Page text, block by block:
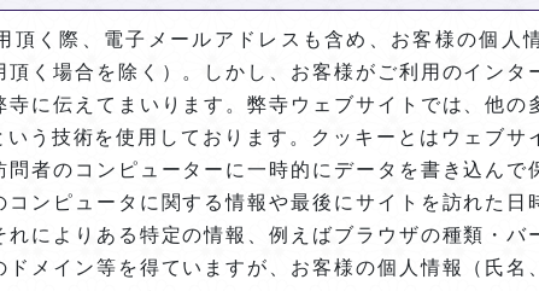
頂く際、電子メールアドレスも含め、お客様の個人
頂く場合を除く）。しかし、お客様がご利用のイン
寺に伝えてまいります。弊寺ウェブサイトでは、他の
う技術を使用しております。クッキーとはウェブサ
問者のコンピューターに一時的にデータを書き込んで
コンピュータに関する情報や最後にサイトを訪れた日
れによりある特定の情報、例えばブラウザの種類・バ
ドメイン等を得ていますが、お客様の個人情報（氏名